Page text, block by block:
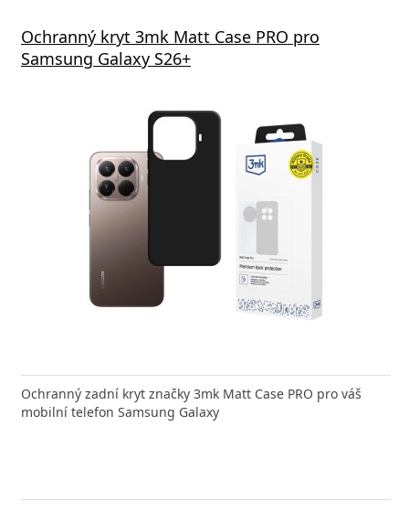
Ochranný kryt 3mk Matt Case PRO pro
Samsung Galaxy S26+
Ochranný zadní kryt značky 3mk Matt Case PRO pro váš
mobilní telefon Samsung Galaxy